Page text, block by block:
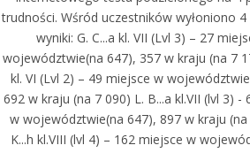
trudności. Wśród uczestników wyłoniono 4
wyniki: G. C...a kl. VII (Lvl 3) – 27
województwie(na 647), 357 w kraju (na 7
kl. VI (Lvl 2) – 49 miejsce w
692 w kraju (na 7 090) L. B...a kl.VII (lvl 3) -
w województwie(na 647), 897 w kraju (na
K...h kl.VIII (lvl 4) – 162 miejsce w